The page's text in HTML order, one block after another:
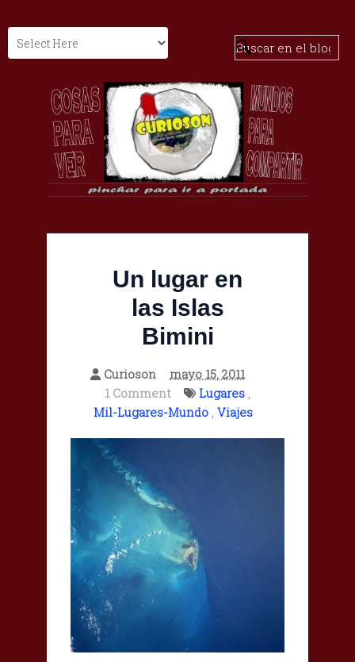
Un lugar en
las Islas
Bimini
Curioson
mayo 15, 2011
1 Comment
Lugares ,
Mil-Lugares-Mundo, Viajes